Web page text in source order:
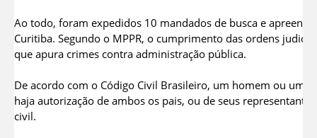
Ao todo, foram expedidos 10 mandados de busca e
Curitiba. Segundo o MPPR, o cumprimento das ordens
que apura crimes contra administração pública.
De acordo com o Código Civil Brasileiro, um homem ou
haja autorização de ambos os pais, ou de seus
civil.